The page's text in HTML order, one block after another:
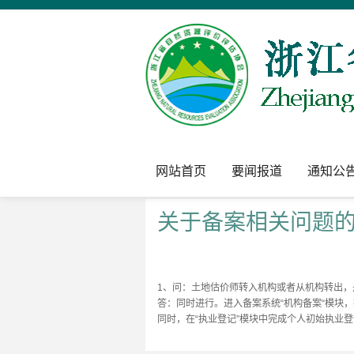
网站首页 要闻报道 通知公
关于备案相关问题
1、问：土地估价师转入机构或者从机构转出
答：同时进行。进入备案系统“机构备案“模块
同时，在“执业登记”模块中完成个人初始执业